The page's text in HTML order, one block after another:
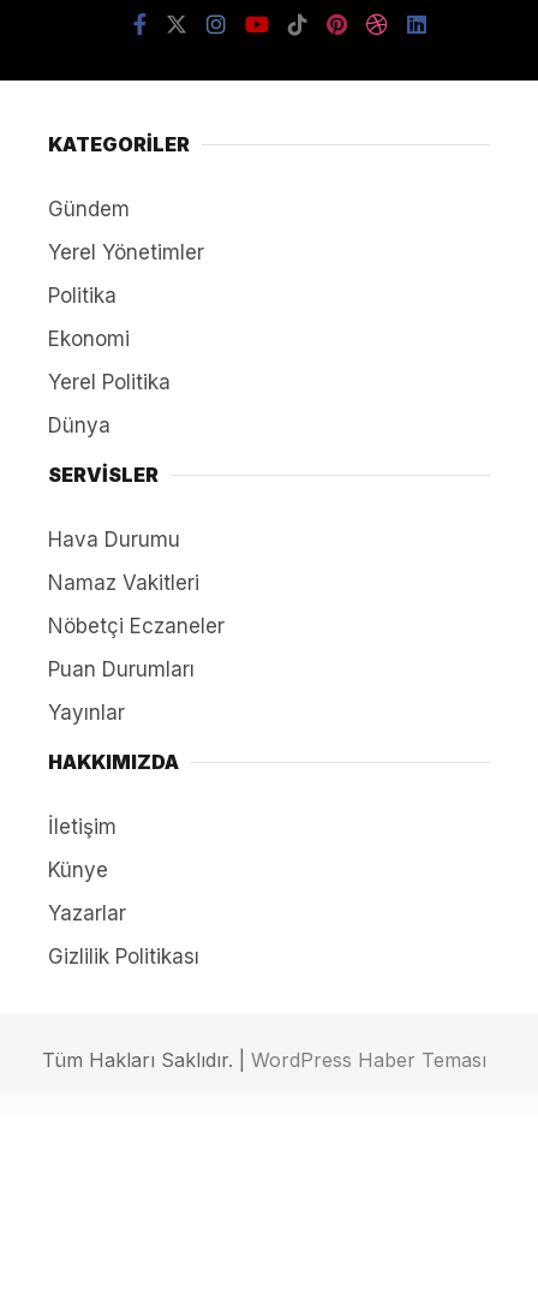
KATEGORİLER
Gündem
Yerel Yönetimler
Politika
Ekonomi
Yerel Politika
Dünya
SERVİSLER
Hava Durumu
Namaz Vakitleri
Nöbetçi Eczaneler
Puan Durumları
Yayınlar
HAKKIMIZDA
İletişim
Künye
Yazarlar
Gizlilik Politikası
Tüm Hakları Saklıdır. | WordPress Haber Teması